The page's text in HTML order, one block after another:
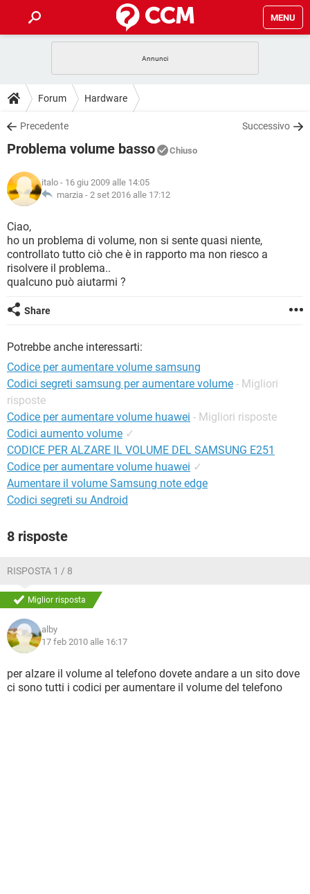
MENU
INTRATTENIMENTO
iOS
INSTAGRAM WHATSAPP
TIKTOK
HARDWARE
GUIDE
COVID-19
INSTAGRAM
TIKTOK
HARDWARE
DOWNLOAD
COVID-19 GAMING
INTRATTENIMENTO
iOS WINDOWS 10
INSTAGRAM
TIKTOK FACEBOOK
HARDWARE
COVID-19
INTRATTENIMENTO
iOS
INSTAGRAM WHATSAPP
TIKTOK
HARDWARE
GLOSSARIO
COVID-19
INTRATTENIMENTO ANDROID
iOS
INSTAGRAM
TIKTOK
Forum Hardware
Precedente Successivo
Problema volume basso Chiuso
italo - 16 giu 2009 alle 14:05
marzia - 2 set 2016 alle 17:12
Ciao,
ho un problema di volume, non si sente quasi niente,
controllato tutto ciò che è in rapporto ma non riesco a
risolvere il problema..
qualcuno può aiutarmi ?
Share
Potrebbe anche interessarti:
Codice per aumentare volume samsung
Codici segreti samsung per aumentare volume - Migliori
risposte
Codice per aumentare volume huawei - Migliori risposte
Codici aumento volume ✓
CODICE PER ALZARE IL VOLUME DEL SAMSUNG E251
Codice per aumentare volume huawei ✓
Aumentare il volume Samsung note edge
Codici segreti su Android
8 risposte
RISPOSTA 1 / 8
Miglior risposta
alby
17 feb 2010 alle 16:17
per alzare il volume al telefono dovete andare a un sito dove
ci sono tutti i codici per aumentare il volume del telefono